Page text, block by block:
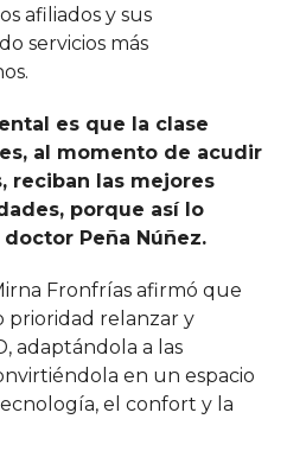
afiliados y sus
servicios más
es que la clase
al momento de acudir
reciban las mejores
porque así lo
Peña Núñez.
Fronfrías afirmó que
prioridad relanzar y
adaptándola a las
en un espacio
el confort y la